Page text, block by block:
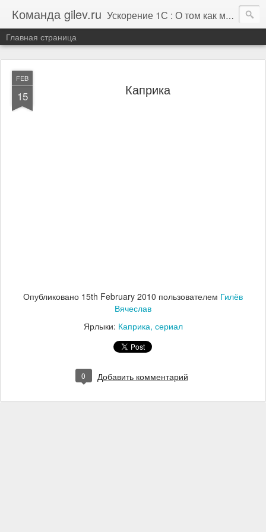
Команда gilev.ru Ускорение 1С : О том как мы это делаем. И не только про это.
Главная страница
FEB
15 Каприка
Опубликовано 15th February 2010 пользователем Гилёв
Вячеслав
Ярлыки: Каприка сериал
0 Добавить комментарий